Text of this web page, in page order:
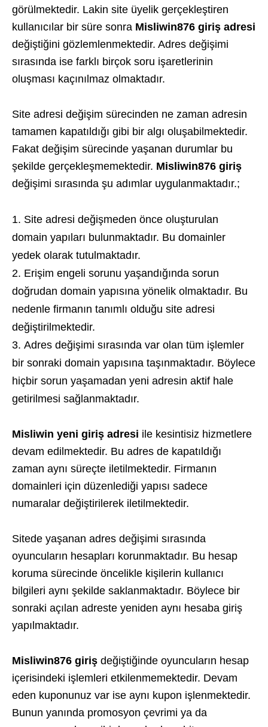
görülmektedir. Lakin site üyelik gerçekleştiren
kullanıcılar bir süre sonra Misliwin876 giriş adresi
değiştiğini gözlemlenmektedir. Adres değişimi
sırasında ise farklı birçok soru işaretlerinin
oluşması kaçınılmaz olmaktadır.
Site adresi değişim sürecinden ne zaman adresin
tamamen kapatıldığı gibi bir algı oluşabilmektedir.
Fakat değişim sürecinde yaşanan durumlar bu
şekilde gerçekleşmemektedir. Misliwin876 giriş
değişimi sırasında şu adımlar uygulanmaktadır.;
Site adresi değişmeden önce oluşturulan
domain yapıları bulunmaktadır. Bu domainler
yedek olarak tutulmaktadır.
Erişim engeli sorunu yaşandığında sorun
doğrudan domain yapısına yönelik olmaktadır. Bu
nedenle firmanın tanımlı olduğu site adresi
değiştirilmektedir.
Adres değişimi sırasında var olan tüm işlemler
bir sonraki domain yapısına taşınmaktadır. Böylece
hiçbir sorun yaşamadan yeni adresin aktif hale
getirilmesi sağlanmaktadır.
Misliwin yeni giriş adresi ile kesintisiz hizmetlere
devam edilmektedir. Bu adres de kapatıldığı
zaman aynı süreçte iletilmektedir. Firmanın
domainleri için düzenlediği yapısı sadece
numaralar değiştirilerek iletilmektedir.
Sitede yaşanan adres değişimi sırasında
oyuncuların hesapları korunmaktadır. Bu hesap
koruma sürecinde öncelikle kişilerin kullanıcı
bilgileri aynı şekilde saklanmaktadır. Böylece bir
sonraki açılan adreste yeniden aynı hesaba giriş
yapılmaktadır.
Misliwin876 giriş değiştiğinde oyuncuların hesap
içerisindeki işlemleri etkilenmemektedir. Devam
eden kuponunuz var ise aynı kupon işlenmektedir.
Bunun yanında promosyon çevrimi ya da